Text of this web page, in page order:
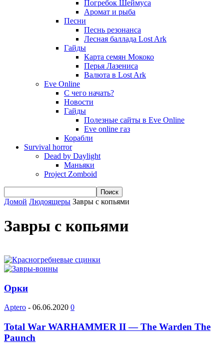
Погребок Шеймуса
Аромат и рыба
Песни
Песнь резонанса
Лесная баллада Lost Ark
Гайды
Карта семян Мококо
Перья Лазениса
Валюта в Lost Ark
Eve Online
С чего начать?
Новости
Гайды
Полезные сайты в Eve Online
Eve online газ
Корабли
Survival horror
Dead by Daylight
Маньяки
Project Zomboid
Домой Людоящеры Завры с копьями
Завры с копьями
Орки
Aptero - 06.06.2020 0
Total War WARHAMMER II — The Warden The
Paunch